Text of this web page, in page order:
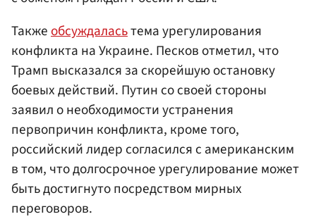
Такжеобсуждаласьтема урегулирования
конфликта на Украине. Песков отметил, что
Трамп высказался за скорейшую остановку
боевых действий. Путин со своей стороны
заявил о необходимости устранения
первопричин конфликта, кроме того,
российский лидер согласился с американским
в том, что долгосрочное урегулирование может
быть достигнуто посредством мирных
переговоров.